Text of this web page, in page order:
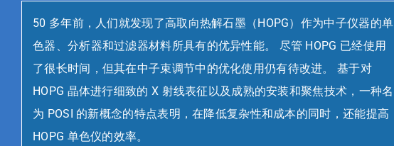
50 多年前，人们就发现了高取向热解石墨（HOPG）作为中子仪器的单
色器、分析器和过滤器材料所具有的优异性能。 尽管 HOPG 已经使用
了很长时间，但其在中子束调节中的优化使用仍有待改进。 基于对
HOPG 晶体进行细致的 X 射线表征以及成熟的安装和聚焦技术，一种名
为 POSI 的新概念的特点表明，在降低复杂性和成本的同时，还能提高
HOPG 单色仪的效率。